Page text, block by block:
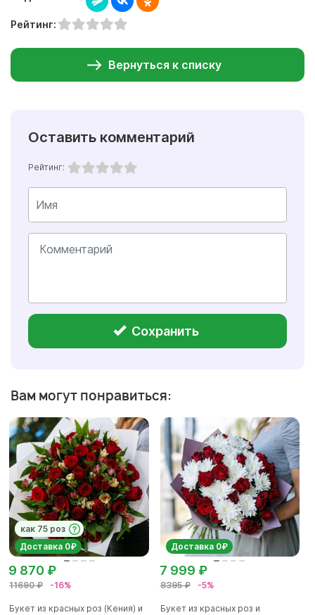
Рейтинг:
Вернуться к списку
Оставить комментарий
Рейтинг:
Сохранить
Вам могут понравиться:
как 75 роз
Доставка 0₽
11690 ₽ -16%
9 870 ₽
Букет из красных роз (Кения) и
Доставка 0₽
8395 ₽ -5%
7 999 ₽
Букет из красных роз и